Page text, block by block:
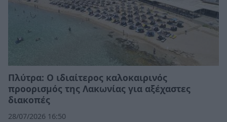
Πλύτρα: Ο ιδιαίτερος καλοκαιρινός
προορισμός της Λακωνίας για αξέχαστες
διακοπές
28/07/2026 16:50